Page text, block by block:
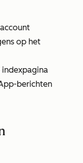
op het
indexpagina
berichten